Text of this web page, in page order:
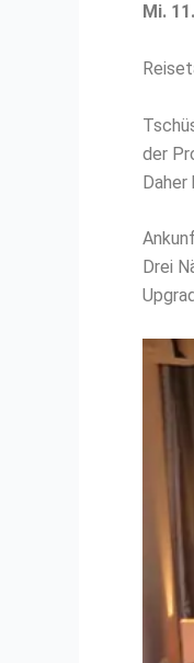
Mi.
der
Drei